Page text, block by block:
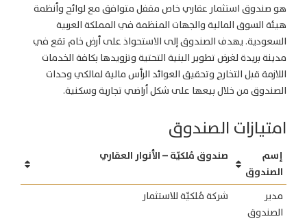
هو صندوق استثمار عقاري خاص مقفل متوافق مع لوائح وأنظمة
هيئة السوق المالية والجهات المنظمة في المملكة العربية
السعودية. يهدف الصندوق إلى الاستحواذ على أرض خام تقع في
مدينة بريدة لغرض تطوير البنية التحتية وتزويدها بكافة الخدمات
اللازمة قبل التخارج وتحقيق العوائد الرأس مالية لمالكي وحدات
الصندوق من خلال بيعها على شكل أراضي تجارية وسكنية.
امتيازات الصندوق
إسم
الصندوق
صندوق مُلكيّة – الأنوار العقاري
مدير
الصندوق
شركة مُلكيّة للاستثمار